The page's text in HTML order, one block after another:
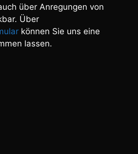
über Anregungen von
Über
können Sie uns eine
lassen.